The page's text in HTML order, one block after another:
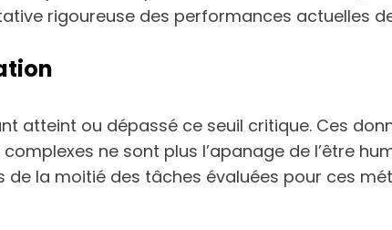
rigoureuse des performances actuelles
atteint ou dépassé ce seuil critique. Ces
ne sont plus l’apanage de l’être
la moitié des tâches évaluées pour ces